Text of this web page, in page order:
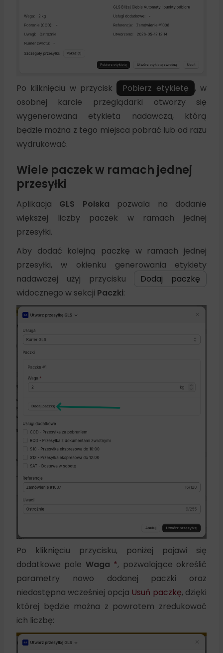
Po kliknięciu w przycisk Pobierz etykietę , w
osobnej karcie przeglądarki otworzy się
wygenerowana etykieta nadawcza, którą
będzie można z tego miejsca pobrać lub od razu
wydrukować.
Wiele paczek w ramach jednej
przesyłki
Aplikacja GLS Polska pozwala na dodanie
większej liczby paczek w ramach jednej
przesyłki.
Aby dodać kolejną paczkę w ramach jednej
przesyłki, w okienku generowania etykiety
nadawczej użyj przycisku
Dodaj paczkę
widocznego w sekcji Paczki:
Po kliknięciu przycisku, poniżej pojawi się
dodatkowe pole Waga *, pozwalające określić
parametry nowo dodanej paczki oraz
niedostępna wcześniej opcja Usuń paczkę, dzięki
której będzie można z powrotem zredukować
ich liczbę: